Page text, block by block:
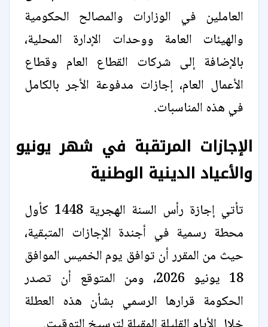
العاملين في الوزارات والمصالح الحكومية
والهيئات العامة ووحدات الإدارة المحلية،
بالإضافة إلى شركات القطاع العام وقطاع
الأعمال العام، إجازات مدفوعة الأجر بالكامل
في هذه المناسبات.
الإجازات المرتقبة في شهر يونيو
والأعياد الدينية الوطنية
تأتي إجازة رأس السنة الهجرية 1448 كأول
محطة رسمية في أجندة الإجازات المتبقية،
حيث من المقرر أن توافق يوم الخميس الموافق
18 يونيو 2026، ومن المتوقع أن تصدر
الحكومة قرارها الرسمي بشأن هذه العطلة